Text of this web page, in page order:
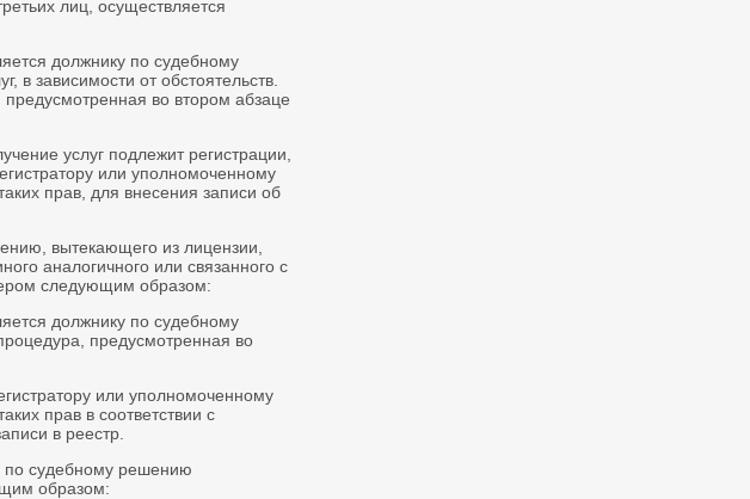
лиц, осуществляется
должнику по судебному
в зависимости от обстоятельств.
во втором абзаце
услуг подлежит регистрации,
или уполномоченному
прав, для внесения записи об
вытекающего из лицензии,
аналогичного или связанного с
следующим образом:
должнику по судебному
предусмотренная во
или уполномоченному
прав в соответствии с
в реестр.
по судебному решению
образом: